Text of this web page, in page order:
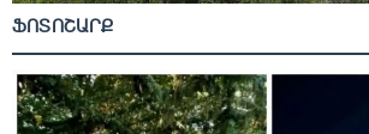
ՖՈՏՈՇԱՐՔ